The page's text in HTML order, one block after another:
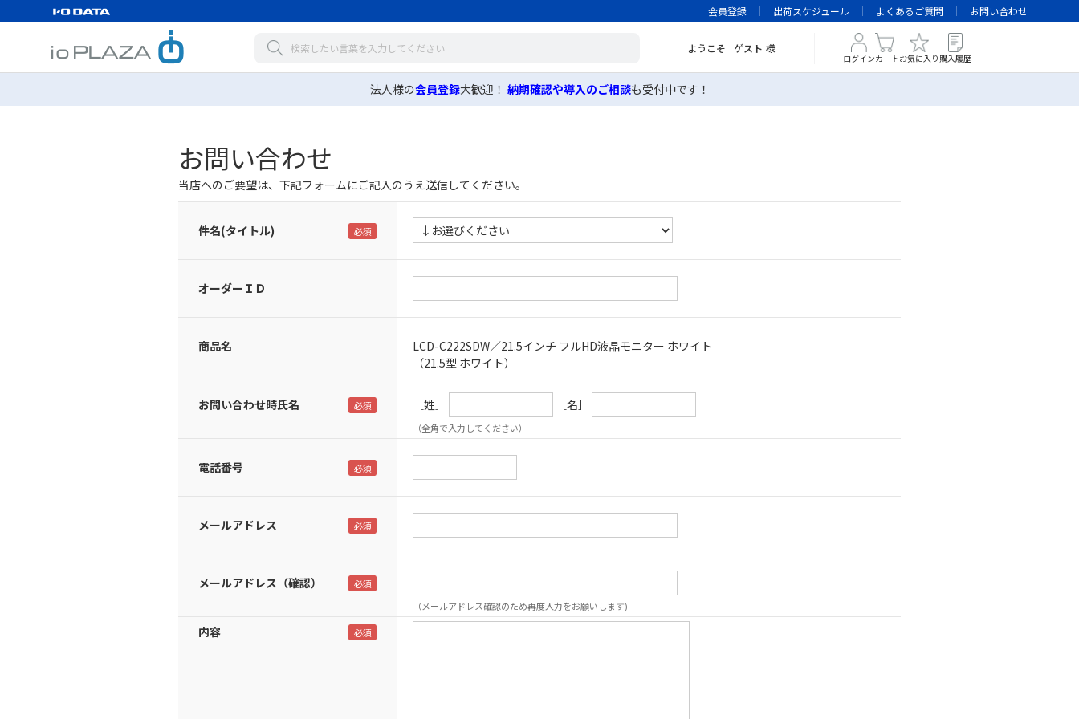
会員登録 出荷スケジュール よくあるご質問 お問い合わせ
ようこそ ゲスト 様
ログインカートお気に入り 購入履歴
法人様の会員登録大歓迎！ 納期確認や導入のご相談も受付中です！
お問い合わせ
当店へのご要望は、下記フォームにご記入のうえ送信してください。
件名(タイトル)
オーダーＩＤ
商品名
LCD-C222SDW／21.5インチ フルHD液晶モニター ホワイト
（21.5型 ホワイト）
お問い合わせ時氏名 ［姓］ ［名］
（全角で入力してください）
電話番号
メールアドレス
メールアドレス（確認）
（メールアドレス確認のため再度入力をお願いします)
内容